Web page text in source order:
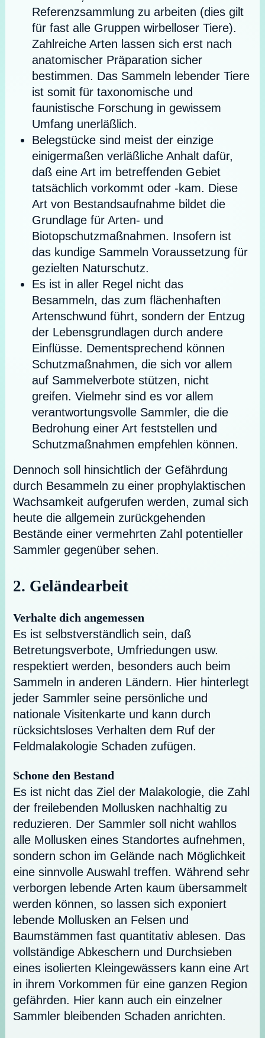
Referenzsammlung zu arbeiten (dies gilt
für fast alle Gruppen wirbelloser Tiere).
Zahlreiche Arten lassen sich erst nach
anatomischer Präparation sicher
bestimmen. Das Sammeln lebender Tiere
ist somit für taxonomische und
faunistische Forschung in gewissem
Umfang unerläßlich.
Belegstücke sind meist der einzige
einigermaßen verläßliche Anhalt dafür,
daß eine Art im betreffenden Gebiet
tatsächlich vorkommt oder -kam. Diese
Art von Bestandsaufnahme bildet die
Grundlage für Arten- und
Biotopschutzmaßnahmen. Insofern ist
das kundige Sammeln Voraussetzung für
gezielten Naturschutz.
Es ist in aller Regel nicht das
Besammeln, das zum flächenhaften
Artenschwund führt, sondern der Entzug
der Lebensgrundlagen durch andere
Einflüsse. Dementsprechend können
Schutzmaßnahmen, die sich vor allem
auf Sammelverbote stützen, nicht
greifen. Vielmehr sind es vor allem
verantwortungsvolle Sammler, die die
Bedrohung einer Art feststellen und
Schutzmaßnahmen empfehlen können.
Dennoch soll hinsichtlich der Gefährdung
durch Besammeln zu einer prophylaktischen
Wachsamkeit aufgerufen werden, zumal sich
heute die allgemein zurückgehenden
Bestände einer vermehrten Zahl potentieller
Sammler gegenüber sehen.
2. Geländearbeit
Verhalte dich angemessen
Es ist selbstverständlich sein, daß
Betretungsverbote, Umfriedungen usw.
respektiert werden, besonders auch beim
Sammeln in anderen Ländern. Hier hinterlegt
jeder Sammler seine persönliche und
nationale Visitenkarte und kann durch
rücksichtsloses Verhalten dem Ruf der
Feldmalakologie Schaden zufügen.
Schone den Bestand
Es ist nicht das Ziel der Malakologie, die Zahl
der freilebenden Mollusken nachhaltig zu
reduzieren. Der Sammler soll nicht wahllos
alle Mollusken eines Standortes aufnehmen,
sondern schon im Gelände nach Möglichkeit
eine sinnvolle Auswahl treffen. Während sehr
verborgen lebende Arten kaum übersammelt
werden können, so lassen sich exponiert
lebende Mollusken an Felsen und
Baumstämmen fast quantitativ ablesen. Das
vollständige Abkeschern und Durchsieben
eines isolierten Kleingewässers kann eine Art
in ihrem Vorkommen für eine ganzen Region
gefährden. Hier kann auch ein einzelner
Sammler bleibenden Schaden anrichten.